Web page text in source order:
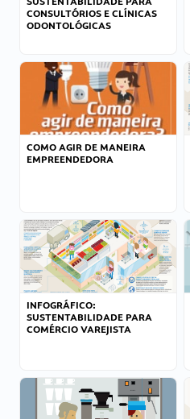
CONSULTÓRIOS E CLÍNICAS
ODONTOLÓGICAS
COMO AGIR DE MANEIRA
EMPREENDEDORA
INFOGRÁFICO:
SUSTENTABILIDADE PARA
COMÉRCIO VAREJISTA